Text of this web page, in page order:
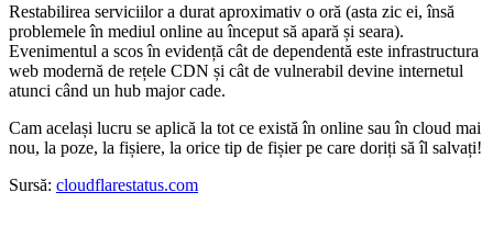
Restabilirea serviciilor a durat aproximativ o oră (asta zic ei, însă
problemele în mediul online au început să apară și seara).
Evenimentul a scos în evidență cât de dependentă este infrastructura
web modernă de rețele CDN și cât de vulnerabil devine internetul
atunci când un hub major cade.
Cam același lucru se aplică la tot ce există în online sau în cloud mai
nou, la poze, la fișiere, la orice tip de fișier pe care doriți să îl salvați!
Sursă: cloudflarestatus.com